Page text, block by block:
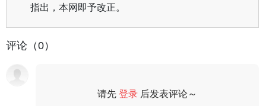
指出，本网即予改正。
评论（0）
请先登录 后发表评论～